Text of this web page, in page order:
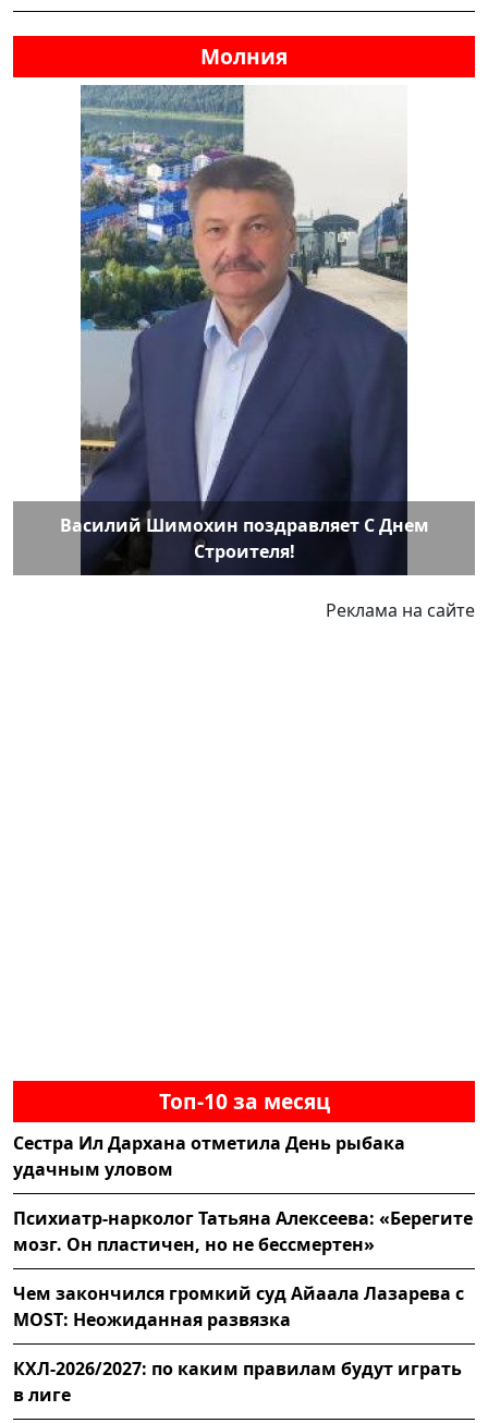
Молния
Василий Шимохин поздравляет С Днем
Строителя!
Реклама на сайте
Топ-10 за месяц
Сестра Ил Дархана отметила День рыбака
удачным уловом
Психиатр-нарколог Татьяна Алексеева: «Берегите
мозг. Он пластичен, но не бессмертен»
Чем закончился громкий суд Айаала Лазарева с
MOST: Неожиданная развязка
КХЛ-2026/2027: по каким правилам будут играть
в лиге